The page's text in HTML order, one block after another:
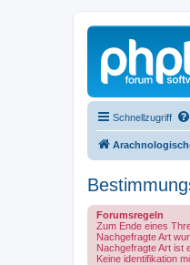
Schnellzugriff
Forumsregeln
Zum Ende eines
Nachgefragte Art
Nachgefragte Art ist
Keine identifikation